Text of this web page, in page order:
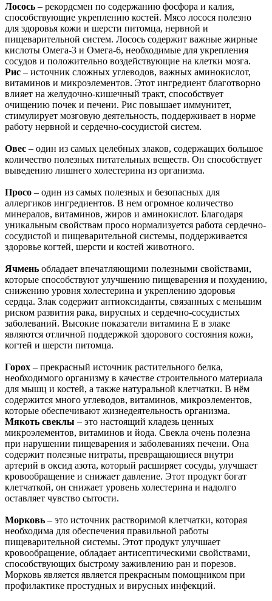
Лосось – рекордсмен по содержанию фосфора и калия,
способствующие укреплению костей. Мясо лосося полезно
для здоровья кожи и шерсти питомца, нервной и
пищеварительной систем. Лосось содержит важные жирные
кислоты Омега-3 и Омега-6, необходимые для укрепления
сосудов и положительно воздействующие на клетки мозга.
Рис – источник сложных углеводов, важных аминокислот,
витаминов и микроэлементов. Этот ингредиент благотворно
влияет на желудочно-кишечный тракт, способствует
очищению почек и печени. Рис повышает иммунитет,
стимулирует мозговую деятельность, поддерживает в норме
работу нервной и сердечно-сосудистой систем.
Овес – один из самых целебных злаков, содержащих большое
количество полезных питательных веществ. Он способствует
выведению лишнего холестерина из организма.
Просо – один из самых полезных и безопасных для
аллергиков ингредиентов. В нем огромное количество
минералов, витаминов, жиров и аминокислот. Благодаря
уникальным свойствам просо нормализуется работа сердечно-
сосудистой и пищеварительной системы, поддерживается
здоровье когтей, шерсти и костей животного.
Ячмень обладает впечатляющими полезными свойствами,
которые способствуют улучшению пищеварения и похудению,
снижению уровня холестерина и укреплению здоровья
сердца. Злак содержит антиоксиданты, связанных с меньшим
риском развития рака, вирусных и сердечно-сосудистых
заболеваний. Высокие показатели витамина Е в злаке
являются отличной поддержкой здорового состояния кожи,
когтей и шерсти питомца.
Горох – прекрасный источник растительного белка,
необходимого организму в качестве строительного материала
для мышц и костей, а также натуральной клетчатки. В нём
содержится много углеводов, витаминов, микроэлементов,
которые обеспечивают жизнедеятельность организма.
Мякоть свеклы – это настоящий кладезь ценных
микроэлементов, витаминов и йода. Свекла очень полезна
при нарушении пищеварения и заболеваниях печени. Она
содержит полезные нитраты, превращающиеся внутри
артерий в оксид азота, который расширяет сосуды, улучшает
кровообращение и снижает давление. Этот продукт богат
клетчаткой, он снижает уровень холестерина и надолго
оставляет чувство сытости.
Морковь – это источник растворимой клетчатки, которая
необходима для обеспечения правильной работы
пищеварительной системы. Этот продукт улучшает
кровообращение, обладает антисептическими свойствами,
способствующих быстрому заживлению ран и порезов.
Морковь является является прекрасным помощником при
профилактике простудных и вирусных инфекций.